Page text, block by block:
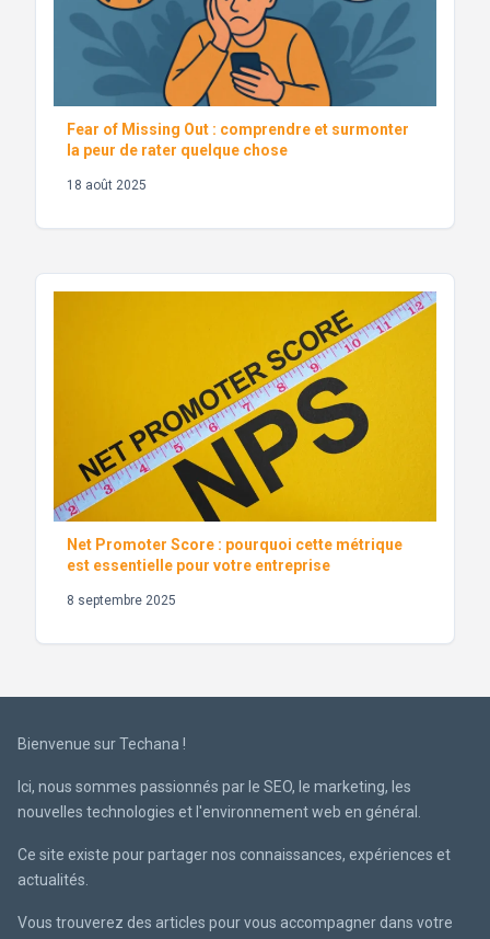
Fear of Missing Out : comprendre et surmonter
la peur de rater quelque chose
18 août 2025
Net Promoter Score : pourquoi cette métrique
est essentielle pour votre entreprise
8 septembre 2025
Bienvenue sur Techana !
Ici, nous sommes passionnés par le SEO, le marketing, les
nouvelles technologies et l'environnement web en général.
Ce site existe pour partager nos connaissances, expériences et
actualités.
Vous trouverez des articles pour vous accompagner dans votre